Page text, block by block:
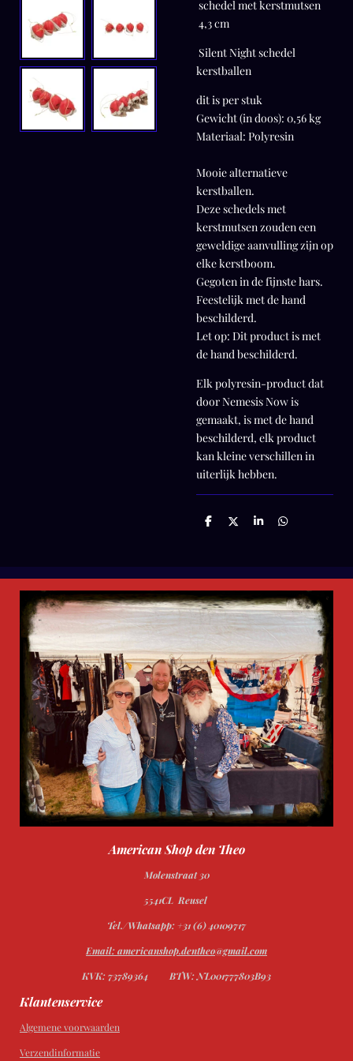
schedel met kerstmutsen
4,3 cm
Silent Night schedel
kerstballen
dit is per stuk
Gewicht (in doos): 0,56 kg
Materiaal: Polyresin
Mooie alternatieve
kerstballen.
Deze schedels met
kerstmutsen zouden een
geweldige aanvulling zijn op
elke kerstboom.
Gegoten in de fijnste hars.
Feestelijk met de hand
beschilderd.
Let op: Dit product is met
de hand beschilderd.
Elk polyresin-product dat
door Nemesis Now is
gemaakt, is met de hand
beschilderd, elk product
kan kleine verschillen in
uiterlijk hebben.
D
D
S
D
American Shop den Theo
Molenstraat 30
5541CL Reusel
Tel./Whatsapp: +31 (6) 40109717
Email: americanshop.dentheo@gmail.com
KVK: 73789364 BTW: NL001777803B93
Klantenservice
Algemene voorwaarden
Verzendinformatie